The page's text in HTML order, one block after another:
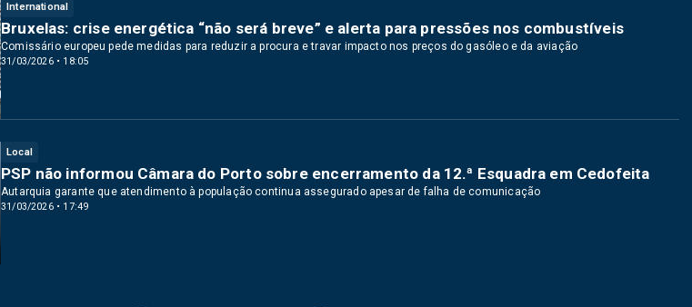
International
31/03/2026 • 18:05
Bruxelas: crise energética “não será breve” e alerta para pressões nos combustíveis
Comissário europeu pede medidas para reduzir a procura e travar impacto nos preços do gasóleo e da aviação
Local
31/03/2026 • 17:49
PSP não informou Câmara do Porto sobre encerramento da 12.ª Esquadra em Cedofeita
Autarquia garante que atendimento à população continua assegurado apesar de falha de comunicação